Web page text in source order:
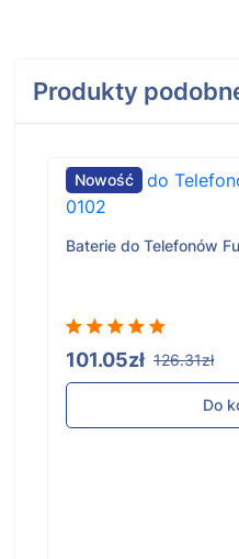
Produkty
Nowość
Baterie do Telefonów
101.05zł 126.31zł
Do